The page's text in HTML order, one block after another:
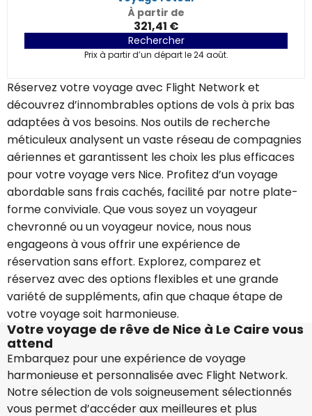
À partir de
321,41 €
Rechercher
Prix à partir d’un départ le 24 août.
Réservez votre voyage avec Flight Network et
découvrez d’innombrables options de vols à prix bas
adaptées à vos besoins. Nos outils de recherche
méticuleux analysent un vaste réseau de compagnies
aériennes et garantissent les choix les plus efficaces
pour votre voyage vers Nice. Profitez d’un voyage
abordable sans frais cachés, facilité par notre plate-
forme conviviale. Que vous soyez un voyageur
chevronné ou un voyageur novice, nous nous
engageons à vous offrir une expérience de
réservation sans effort. Explorez, comparez et
réservez avec des options flexibles et une grande
variété de suppléments, afin que chaque étape de
votre voyage soit harmonieuse.
Votre voyage de rêve de Nice à Le Caire vous
attend
Embarquez pour une expérience de voyage
harmonieuse et personnalisée avec Flight Network.
Notre sélection de vols soigneusement sélectionnés
vous permet d’accéder aux meilleures et plus